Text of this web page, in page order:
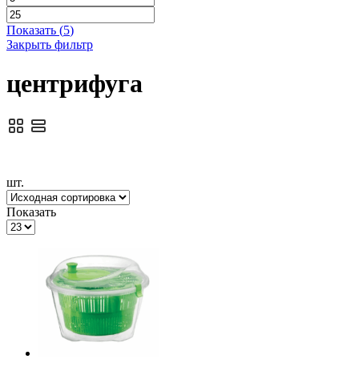
Показать (5)
Закрыть фильтр
центрифуга
шт.
Показать